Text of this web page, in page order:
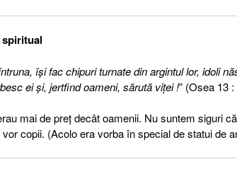
spiritual
îşi fac chipuri turnate din argintul lor, idoli
ei şi, jertfind oameni, sărută viţei !” (Osea 13 :
mai de preţ decât oamenii. Nu suntem siguri
copii. (Acolo era vorba în special de statui de